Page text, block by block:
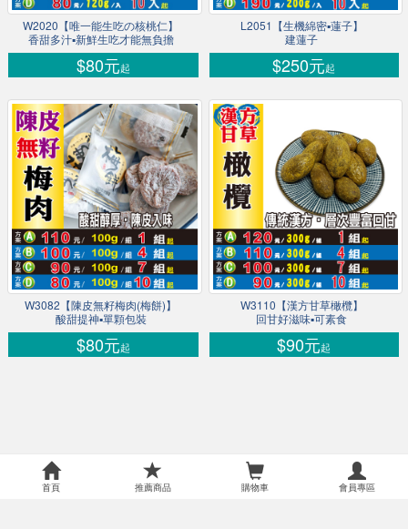
W2020【唯一能生吃の核桃仁】
香甜多汁▪新鮮生吃才能無負擔
$80元起
L2051【生機綿密▪蓮子】
建蓮子
$250元起
W3082【陳皮無籽梅肉(梅餅)】
酸甜提神▪單顆包裝
$80元起
W3110【漢方甘草橄欖】
回甘好滋味▪可素食
$90元起
首頁 推薦商品 購物車 會員專區